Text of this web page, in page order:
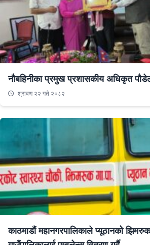
नौबहिनीका प्रमुख प्रशासकीय अधिकृत
श्रावण २२ गते २०८२
काठमाडौं महानगरपालिकाले प्यूठानको